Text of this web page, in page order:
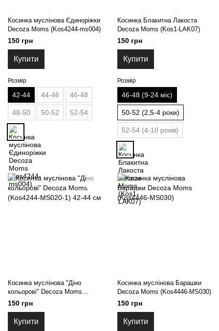
Косинка муслінова Єдиноріжки
Decoza Moms (Kos4244-ms004)
150 грн
Купити
Розмір
42-44 44-46 46-48
48-50 50-52 52-54
Косинка Блакитна Лакоста
Decoza Moms (Kos1-LAK07)
150 грн
Купити
Розмір
46-48 (9-24 міс)
50-52 (2,5-4 роки)
52-54 (4-10 років)
Косинка муслінова "Діно
кольорові" Decoza Moms
(Kos4244-MS020-1) 42-44 см
150 грн
Купити
Косинка муслінова Барашки
Decoza Moms (Kos4446-MS030)
150 грн
Купити